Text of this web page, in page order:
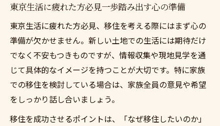
東京生活に疲れた方必見一歩踏み出す心の準備
東京生活に疲れた方必見、移住を考える際にはまず心の
準備が欠かせません。新しい土地での生活には期待だけ
でなく不安もつきものですが、情報収集や現地見学を通
じて具体的なイメージを持つことが大切です。特に家族
での移住を検討している場合は、家族全員の意見や希望
をしっかり話し合いましょう。
移住を成功させるポイントは、「なぜ移住したいのか」